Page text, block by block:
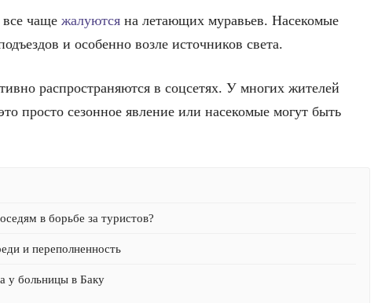
чаще жалуются на летающих муравьев. Насекомые
и особенно возле источников света.
распространяются в соцсетях. У многих жителей
просто сезонное явление или насекомые могут быть
в борьбе за туристов?
и переполненность
у больницы в Баку